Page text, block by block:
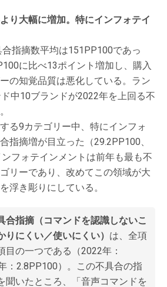
り大幅に増加。特にインフォテイ
指摘数平均は151PP100であっ
に比べ13ポイント増加し、購入
の知覚品質は悪化している。ラン
中10ブランドが2022年を上回る不
る9カテゴリー中、特にインフォ
指摘増が目立った（29.2PP100、
フォテインメントは前年も最も不
リーであり、改めてこの領域が大
浮き彫りにしている。
合指摘（コマンドを認識しないこ
りにくい／使いにくい） は、全項
目の一つである（2022年：
：2.8PP100）。この不具合の指
聞いたところ、「音声コマンドを